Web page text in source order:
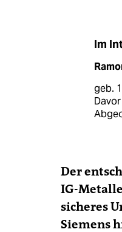
Im
geb.
Der
IG-
sicheres
Siemens